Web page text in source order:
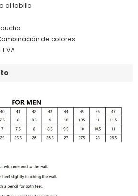
al tobillo
de colores
EVA